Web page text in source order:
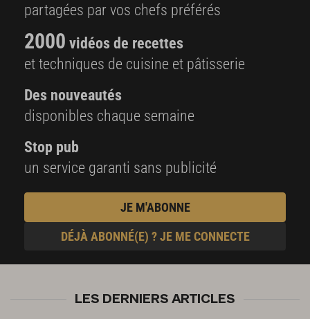
partagées par vos chefs préférés
2000 vidéos de recettes
et techniques de cuisine et pâtisserie
Des nouveautés
disponibles chaque semaine
Stop pub
un service garanti sans publicité
JE M'ABONNE
DÉJÀ ABONNÉ(E) ? JE ME CONNECTE
LES DERNIERS ARTICLES